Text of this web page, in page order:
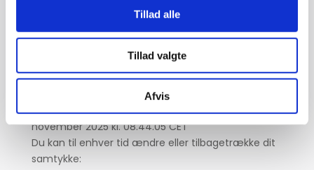
Tillad alle
Tillad valgte
Afvis
Dit samtykke gælder for følgende domæner:
Din aktuelle tilstand: Tillad alle.
Dit samtykke-
kqvi1JfsF7bhRR/mzUscLiHCSGPxlWJ8+/ETNCCBEK
b53qiI3xP0+A==Dato for samtykke:onsdag den 12.
november 2025 kl. 08.44.05 CET
Du kan til enhver tid ændre eller tilbagetrække dit
samtykke: